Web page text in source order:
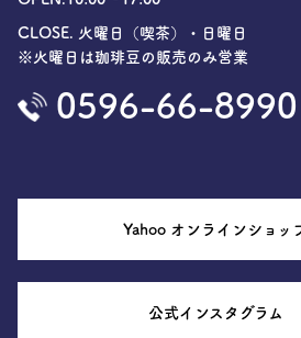
CLOSE. 火曜日（喫茶）・日曜日
※火曜日は珈琲豆の販売のみ営業
0596-66-8990
Yahoo オンラインショッ
公式インスタグラム